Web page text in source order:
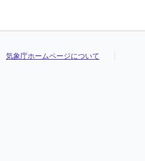
気象庁ホームページについて